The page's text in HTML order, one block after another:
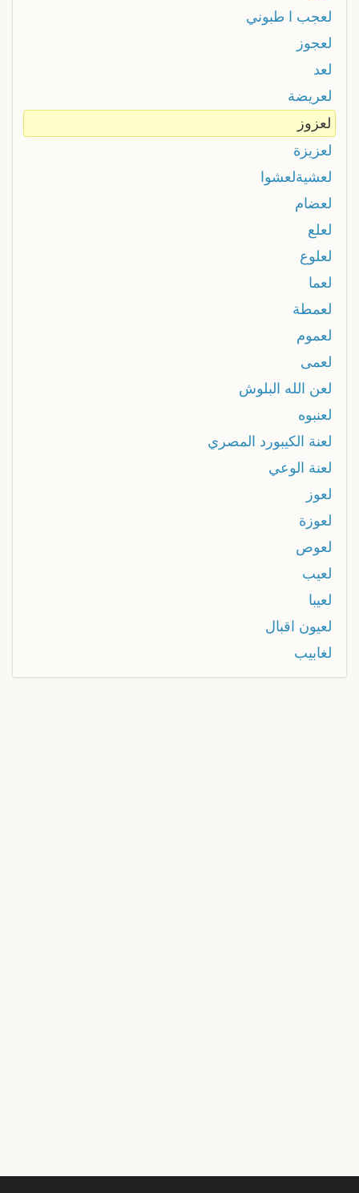
لعجب ا طبوني
لعجوز
لعد
لعريضة
لعزوز
لعزيزة
لعشيةلعشوا
لعضام
لعلع
لعلوع
لعما
لعمطة
لعموم
لعمى
لعن الله البلوش
لعنبوه
لعنة الكيبورد المصري
لعنة الوعي
لعوز
لعوزة
لعوص
لعيب
لعيبا
لعيون اقبال
لغابيب